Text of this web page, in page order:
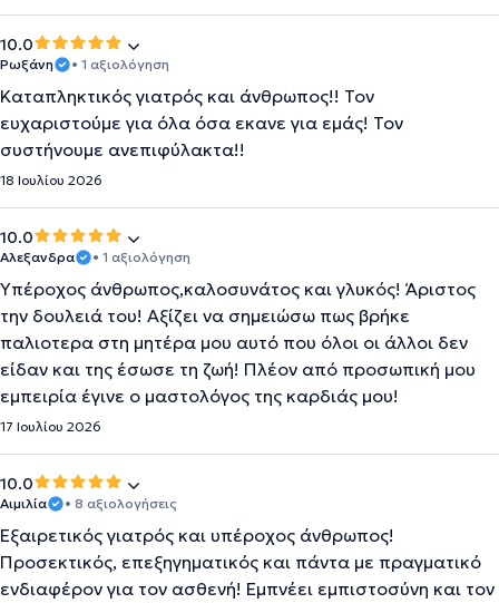
10.0
Ρωξάνη • 1 αξιολόγηση
Καταπληκτικός γιατρός και άνθρωπος!! Τον
ευχαριστούμε για όλα όσα εκανε για εμάς! Τον
συστήνουμε ανεπιφύλακτα!!
18 Ιουλίου 2026
10.0
Αλεξανδρα • 1 αξιολόγηση
Υπέροχος άνθρωπος,καλοσυνάτος και γλυκός! Άριστος
την δουλειά του! Αξίζει να σημειώσω πως βρήκε
παλιοτερα στη μητέρα μου αυτό που όλοι οι άλλοι δεν
είδαν και της έσωσε τη ζωή! Πλέον από προσωπική μου
εμπειρία έγινε ο μαστολόγος της καρδιάς μου!
17 Ιουλίου 2026
10.0
Αιμιλία • 8 αξιολογήσεις
Εξαιρετικός γιατρός και υπέροχος άνθρωπος!
Προσεκτικός, επεξηγηματικός και πάντα με πραγματικό
ενδιαφέρον για τον ασθενή! Εμπνέει εμπιστοσύνη και τον